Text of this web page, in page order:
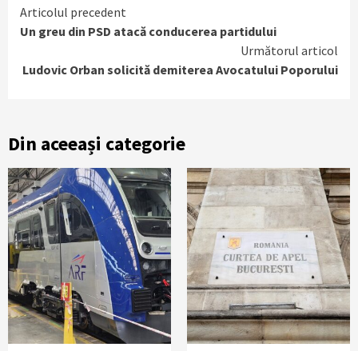
Continue
Reading
Articolul precedent
Un greu din PSD atacă conducerea partidului
Următorul articol
Ludovic Orban solicită demiterea Avocatului Poporului
Din aceeași categorie